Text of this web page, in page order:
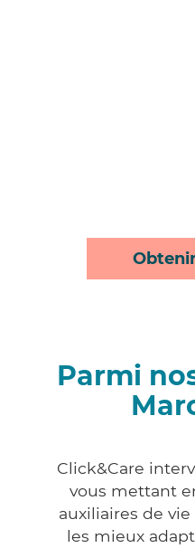
Parmi
Click&Care
vous mettant
auxiliaires de
les mieux